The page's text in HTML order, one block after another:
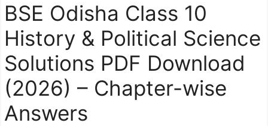
BSE Odisha Class 10
History & Political Science
Solutions PDF Download
(2026) – Chapter-wise
Answers